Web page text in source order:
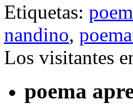
Etiquetas:
nandino,
Los visitantes
poema